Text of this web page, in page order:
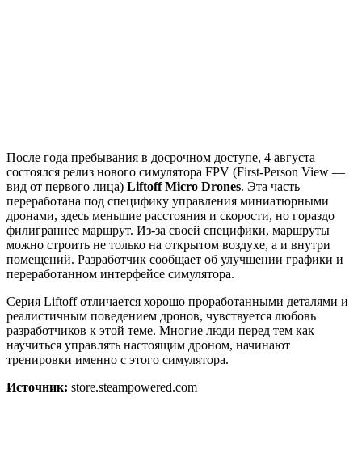
После года пребывания в досрочном доступе, 4 августа
состоялся релиз нового симулятора FPV (First-Person View —
вид от первого лица) Liftoff Micro Drones. Эта часть
переработана под специфику управления миниатюрными
дронами, здесь меньшие расстояния и скорости, но гораздо
филиграннее маршрут. Из-за своей специфики, маршруты
можно строить не только на открытом воздухе, а и внутри
помещений. Разработчик сообщает об улучшении графики и
переработанном интерфейсе симулятора.
Серия Liftoff отличается хорошо проработанными деталями и
реалистичным поведением дронов, чувствуется любовь
разработчиков к этой теме. Многие люди перед тем как
научиться управлять настоящим дроном, начинают
тренировки именно с этого симулятора.
Источник: store.steampowered.com